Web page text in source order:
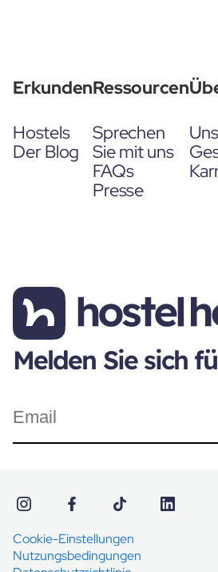
Erkunden
Hostels
Der Blog
Ressourcen
Sprechen
Sie mit uns
FAQs
Presse
Melden Sie sich
Cookie-Einstellungen
Nutzungsbedingungen